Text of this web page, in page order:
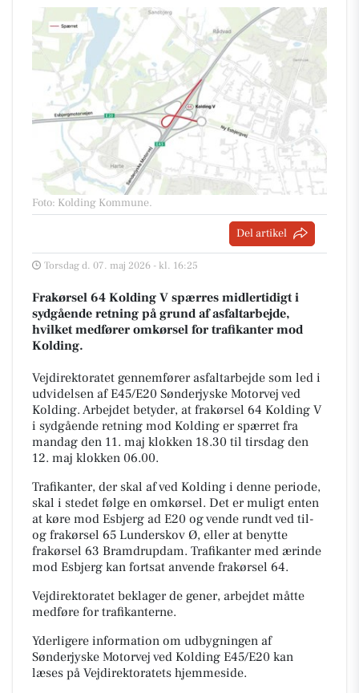
Foto: Kolding Kommune.
Del artikel
Torsdag d. 07. maj 2026 - kl. 16:25
Frakørsel 64 Kolding V spærres midlertidigt i
sydgående retning på grund af asfaltarbejde,
hvilket medfører omkørsel for trafikanter mod
Kolding.
Vejdirektoratet gennemfører asfaltarbejde som led i
udvidelsen af E45/E20 Sønderjyske Motorvej ved
Kolding. Arbejdet betyder, at frakørsel 64 Kolding V
i sydgående retning mod Kolding er spærret fra
mandag den 11. maj klokken 18.30 til tirsdag den
12. maj klokken 06.00.
Trafikanter, der skal af ved Kolding i denne periode,
skal i stedet følge en omkørsel. Det er muligt enten
at køre mod Esbjerg ad E20 og vende rundt ved til-
og frakørsel 65 Lunderskov Ø, eller at benytte
frakørsel 63 Bramdrupdam. Trafikanter med ærinde
mod Esbjerg kan fortsat anvende frakørsel 64.
Vejdirektoratet beklager de gener, arbejdet måtte
medføre for trafikanterne.
Yderligere information om udbygningen af
Sønderjyske Motorvej ved Kolding E45/E20 kan
læses på Vejdirektoratets hjemmeside.